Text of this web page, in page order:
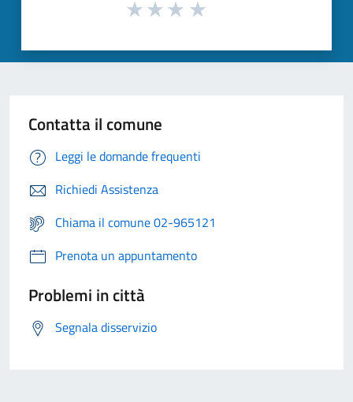
Contatta il comune
Leggi le domande frequenti
Richiedi Assistenza
Chiama il comune 02-965121
Prenota un appuntamento
Problemi in città
Segnala disservizio